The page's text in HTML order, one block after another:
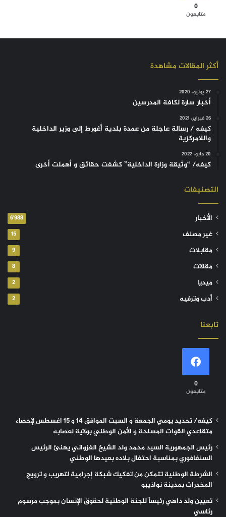
0
متابعون
أكثر المقالات مشاهدة
27 يونيو، 2020
أخبار سارة لكافة المدرسين
26 فبراير، 2021
كيفه / رسالة عاجلة من عمدة بلدية أغورط إلى وزير الداخلية
واللامركزية
20 مايو، 2022
كيفه/ “وثيقة وزارة الداخلية” كشفت حقائق و أهملت أخرى
التصنيفات
الأخبار 6٬988
غير مصنف 15
مقابلات 9
مقالات 8
ميديا 2
أدب وترفيه 2
تابعنا
0
متابعون
كيفه/ تحديد يومي الجمعة و السبت الموافق 14 و 15 اغسطس لإحصاء
متقاعدي القوات المسلحة و الأمن الوطني بولاية لعصابه
رئيس الجمهورية السيد محمد ولد الشيخ الغزواني يهنئ الرئيس
السنغافوري بمناسبة احتفال بلاده بعيدها الوطني
الشرطة الوطنية تتمكن من تفكيك شبكة إجرامية لتهريب و ترويج
المخدرات بمدينة نواذيبو
تعيين ولد داهي رئيساً للجنة الوطنية لحقوق الإنسان بموجب مرسوم
رئاسي